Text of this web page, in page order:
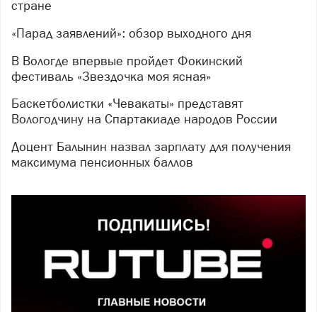
стране
«Парад заявлений»: обзор выходного дня
В Вологде впервые пройдет Фокинский
фестиваль «Звездочка моя ясная»
Баскетболистки «Чевакаты» представят
Вологодчину на Спартакиаде народов России
Доцент Балынин назвал зарплату для получения
максимума пенсионных баллов